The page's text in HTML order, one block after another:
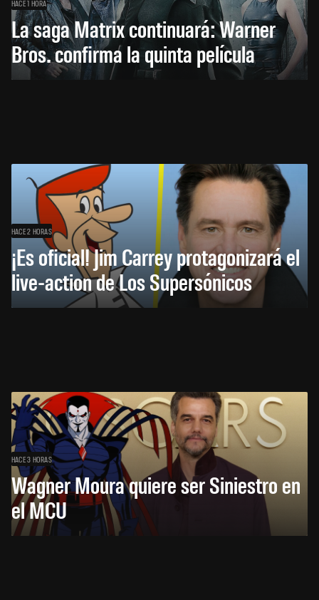
HACE 1 HORA
La saga Matrix continuará: Warner
Bros. confirma la quinta película
HACE 2 HORAS
¡Es oficial! Jim Carrey protagonizará el
live-action de Los Supersónicos
HACE 3 HORAS
Wagner Moura quiere ser Siniestro en
el MCU